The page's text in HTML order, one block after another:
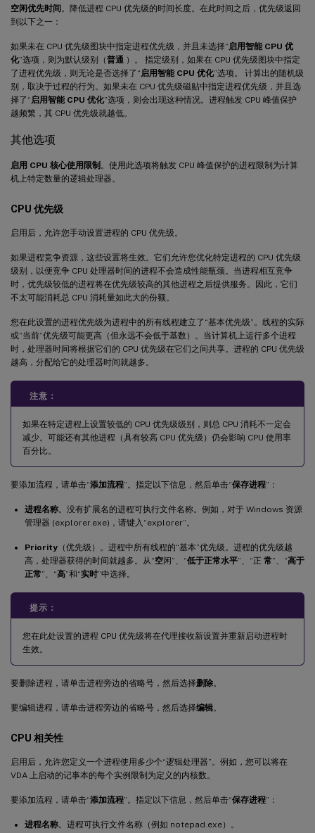
空闲优先时间。降低进程 CPU 优先级的时间长度。在此时间之后，优先级返回
到以下之一：
如果未在 CPU 优先级图块中指定进程优先级，并且未选择“ 启用智能 CPU 优
化”选项，则为默认级别（普通 ）。 指定级别，如果在 CPU 优先级图块中指定
了进程优先级，则无论是否选择了“ 启用智能 CPU 优化”选项。 计算出的随机级
别，取决于过程的行为。如果未在 CPU 优先级磁贴中指定进程优先级，并且选
择了“ 启用智能 CPU 优化”选项，则会出现这种情况。进程触发 CPU 峰值保护
越频繁，其 CPU 优先级就越低。
其他选项
启用 CPU 核心使用限制 。使用此选项将触发 CPU 峰值保护的进程限制为计算
机上特定数量的逻辑处理器。
CPU 优先级
启用后，允许您手动设置进程的 CPU 优先级。
如果进程竞争资源，这些设置将生效。它们允许您优化特定进程的 CPU 优先级
级别，以便竞争 CPU 处理器时间的进程不会造成性能瓶颈。当进程相互竞争
时，优先级较低的进程将在优先级较高的其他进程之后提供服务。因此，它们
不太可能消耗总 CPU 消耗量如此大的份额。
您在此设置的进程优先级为进程中的所有线程建立了“基本优先级”。线程的实际
或“当前”优先级可能更高（但永远不会低于基数）。当计算机上运行多个进程
时，处理器时间将根据它们的 CPU 优先级在它们之间共享。进程的 CPU 优先级
越高，分配给它的处理器时间就越多。
注意：
如果在特定进程上设置较低的 CPU 优先级级别，则总 CPU 消耗不一定会
减少。可能还有其他进程（具有较高 CPU 优先级）仍会影响 CPU 使用率
百分比。
要添加流程，请单击“添加流程”。指定以下信息，然后单击“保存进程”：
进程名称。没有扩展名的进程可执行文件名称。例如，对于 Windows 资源
管理器 (explorer.exe)，请键入“explorer”。
Priority （优先级）。进程中所有线程的“基本”优先级。进程的优先级越
高，处理器获得的时间就越多。从“空闲”、“低于正常水平”、“正 常”、“高于
正常”、“高”和“实时”中选择。
提示：
您在此处设置的进程 CPU 优先级将在代理接收新设置并重新启动进程时
生效。
要删除进程，请单击进程旁边的省略号，然后选择删除。
要编辑进程，请单击进程旁边的省略号，然后选择编辑。
CPU 相关性
启用后，允许您定义一个进程使用多少个“逻辑处理器”。例如，您可以将在
VDA 上启动的记事本的每个实例限制为定义的内核数。
要添加流程，请单击“添加流程”。指定以下信息，然后单击“保存进程”：
进程名称。进程可执行文件名称（例如 notepad.exe）。